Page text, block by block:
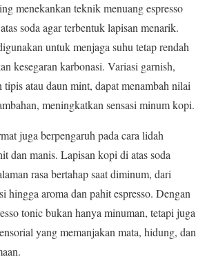
menekankan teknik menuang espresso
soda agar terbentuk lapisan menarik.
untuk menjaga suhu tetap rendah
kesegaran karbonasi. Variasi garnish,
tipis atau daun mint, dapat menambah nilai
meningkatkan sensasi minum kopi.
juga berpengaruh pada cara lidah
dan manis. Lapisan kopi di atas soda
rasa bertahap saat diminum, dari
hingga aroma dan pahit espresso. Dengan
tonic bukan hanya minuman, tetapi juga
yang memanjakan mata, hidung, dan